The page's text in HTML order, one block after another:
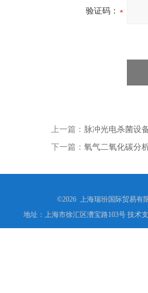
验证码：
上一篇： 脉冲光电杀菌设
下一篇： 氧气二氧化碳分
©2026 上海瑞玢国际贸易有
地址：上海市徐汇区漕宝路103号 技术